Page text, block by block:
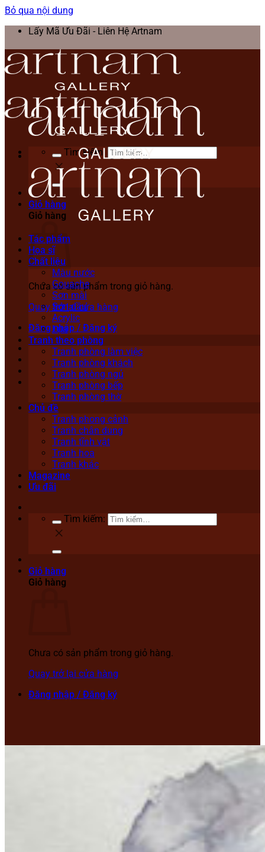
Bỏ qua nội dung
Lấy Mã Ưu Đãi - Liên Hệ Artnam
Tìm kiếm:
Giỏ hàng
Giỏ hàng
Chưa có sản phẩm trong giỏ hàng.
Quay trở lại cửa hàng
Đăng nhập / Đăng ký
Tác phẩm
Họa sĩ
Chất liệu
Màu nước
Gouache
Sơn mài
Sơn dầu
Acrylic
Lụa
Tranh theo phòng
Tranh phòng làm việc
Tranh phòng khách
Tranh phòng ngủ
Tranh phòng bếp
Tranh phòng thờ
Chủ đề
Tranh phong cảnh
Tranh chân dung
Tranh tĩnh vật
Tranh hoa
Tranh khác
Magazine
Ưu đãi
Tìm kiếm:
Giỏ hàng
Giỏ hàng
Chưa có sản phẩm trong giỏ hàng.
Quay trở lại cửa hàng
Đăng nhập / Đăng ký